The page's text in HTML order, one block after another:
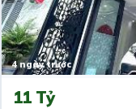
4 ngày trước
11 Tỷ